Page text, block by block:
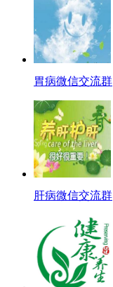
胃病微信交流群
肝病微信交流群